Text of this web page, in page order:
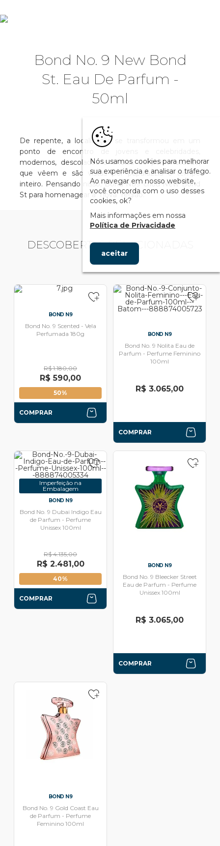
Bond No. 9 New Bond
St. Eau De Parfum -
50ml
De repente, a localização se transformou em um
ponto de encontro de jovens e celebridades,
modernos, descolados e cheios de personalidade,
que vêem e são vistas por paparazzis o tempo
inteiro. Pensando nisso, Bond No9 criou New Bond
St para homenagear a "nova" região.
DESCOBERTAS RELACIONADAS
BOND N9
Bond No. 9 Scented - Vela
Perfumada 180g
R$ 1.180,00
R$ 590,00
50%
COMPRAR
BOND N9
Bond No. 9 Nolita Eau de
Parfum - Perfume Feminino
100ml
R$ 3.065,00
COMPRAR
Imperfeição na
Embalagem
BOND N9
Bond No. 9 Dubai Indigo Eau
de Parfum - Perfume
Unissex 100ml
R$ 4.135,00
R$ 2.481,00
40%
COMPRAR
BOND N9
Bond No. 9 Bleecker Street
Eau de Parfum - Perfume
Unissex 100ml
R$ 3.065,00
COMPRAR
BOND N9
Bond No. 9 Gold Coast Eau
de Parfum - Perfume
Feminino 100ml
Nós usamos cookies para melhorar
sua experiência e analisar o tráfego.
Ao navegar em nosso website,
você concorda com o uso desses
cookies, ok?
Mais informações em nossa
Política de Privacidade
aceitar